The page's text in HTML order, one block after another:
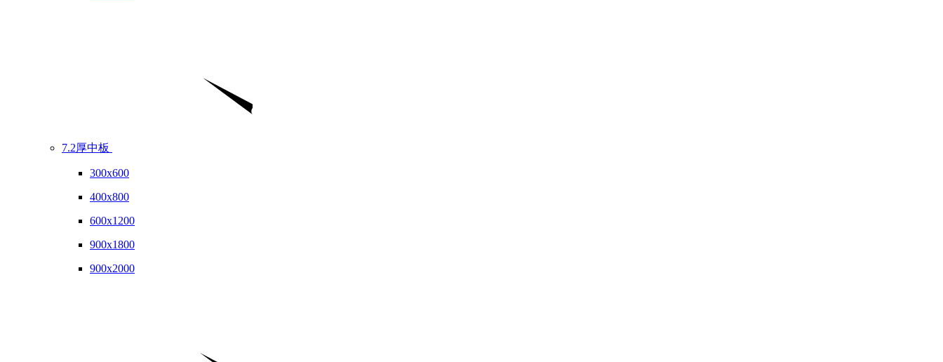
7.2厚中板
300x600
400x800
600x1200
900x1800
900x2000